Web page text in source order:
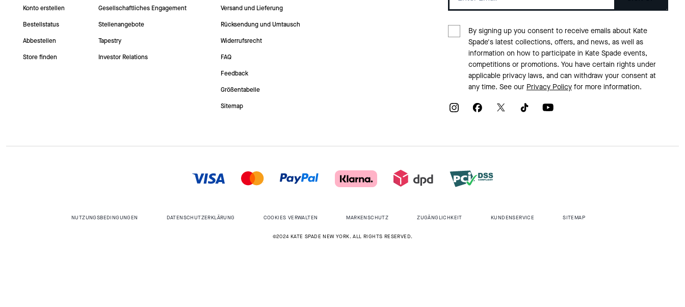
Konto erstellen
Bestellstatus
Abbestellen
Store finden
Gesellschaftliches Engagement
Stellenangebote
Tapestry
Investor Relations
Versand und Lieferung
Rücksendung und Umtausch
Widerrufsrecht
FAQ
Feedback
Größentabelle
Sitemap
By signing up you consent to receive emails about Kate
Spade's latest collections, offers, and news, as well as
information on how to participate in Kate Spade events,
competitions or promotions. You have certain rights under
applicable privacy laws, and can withdraw your consent at
any time. See our Privacy Policyfor more information.
NUTZUNGSBEDINGUNGEN DATENSCHUTZERKLÄRUNG COOKIES VERWALTEN MARKENSCHUTZ ZUGÄNGLICHKEIT KUNDENSERVICE SITEMAP
©2024 KATE SPADE NEW YORK. ALL RIGHTS RESERVED.